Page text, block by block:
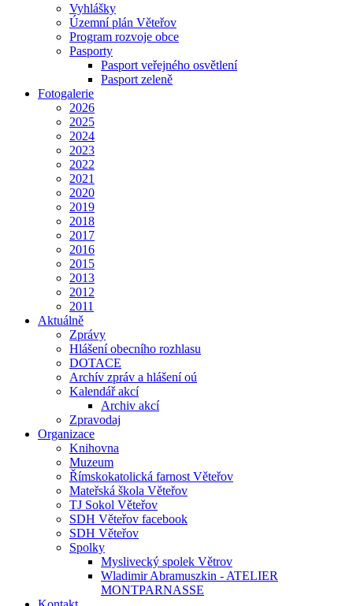
Vyhlášky
Územní plán Věteřov
Program rozvoje obce
Pasporty
Pasport veřejného osvětlení
Pasport zeleně
Fotogalerie
2026
2025
2024
2023
2022
2021
2020
2019
2018
2017
2016
2015
2013
2012
2011
Aktuálně
Zprávy
Hlášení obecního rozhlasu
DOTACE
Archív zpráv a hlášení oú
Kalendář akcí
Archiv akcí
Zpravodaj
Organizace
Knihovna
Muzeum
Římskokatolická farnost Věteřov
Mateřská škola Věteřov
TJ Sokol Věteřov
SDH Věteřov facebook
SDH Věteřov
Spolky
Myslivecký spolek Větrov
Wladimir Abramuszkin - ATELIER
MONTPARNASSE